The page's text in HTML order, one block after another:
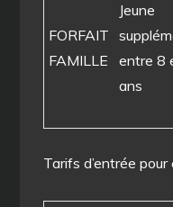
FORFAIT
FAMILLE
Jeune
entre 8
ans
Tarifs d’entrée